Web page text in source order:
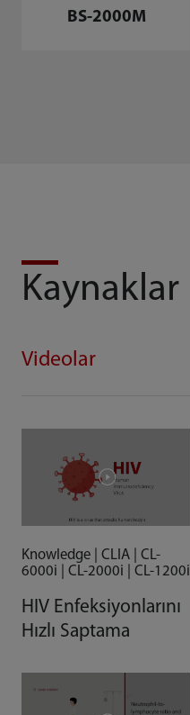
BS-2000M
Kaynaklar
Videolar
Knowledge | CLIA | CL-
6000i | CL-2000i | CL-1200i
HIV Enfeksiyonlarını
Hızlı Saptama